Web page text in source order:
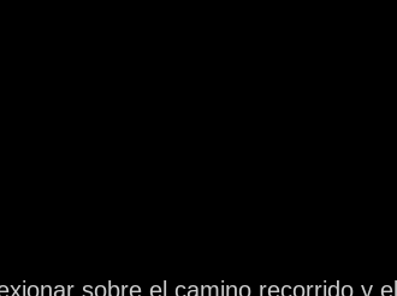
sobre el camino recorrido y